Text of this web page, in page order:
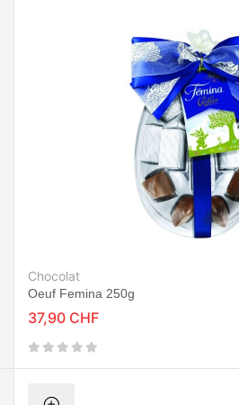
Chocolat
Oeuf Femina 250g
37,90 CHF